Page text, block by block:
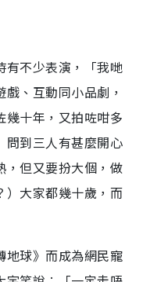
有不少表演，「我哋
、互動同小品劇，
幾十年，又拍咗咁多
問到三人有甚麼開心
，但又要扮大個，做
）大家都幾十歲，而
地球》而成為網民寵